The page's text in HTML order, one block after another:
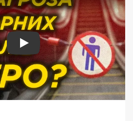
Play